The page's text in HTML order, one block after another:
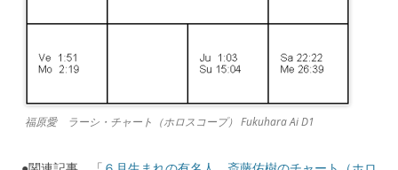
福原愛 ラーシ・チャート（ホロスコープ） Fukuhara Ai D1